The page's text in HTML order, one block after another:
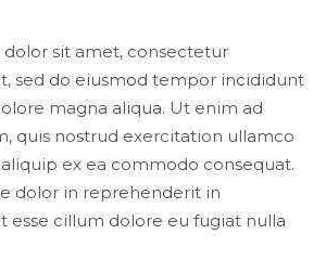
sit amet, consectetur
sed do eiusmod tempor incididunt
magna aliqua. Ut enim ad
quis nostrud exercitation ullamco
ex ea commodo consequat.
dolor in reprehenderit in
esse cillum dolore eu fugiat nulla